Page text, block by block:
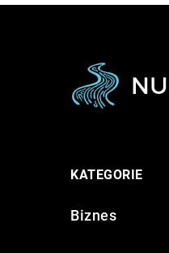
KATEGORIE
Biznes